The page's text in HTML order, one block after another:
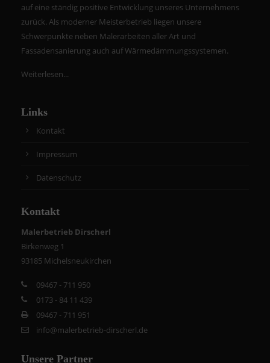
auf eine ständig positive Entwicklung unseres Unternehmens
zurück. Als moderner Meisterbetrieb liegen unsere
Schwerpunkte neben Malerarbeiten aller Art und
Fassadensanierung auch auf Wärmedämmungssystemen.
Weiterlesen...
Links
Kontakt
Impressum
Datenschutz
Kontakt
Malerbetrieb Dirscherl
Birkenweg 1
93185 Michelsneukirchen
09467 - 711 950
0173 - 84 11 439
09467 - 711 951
info@malerbetrieb-dirscherl.de
Unsere Partner